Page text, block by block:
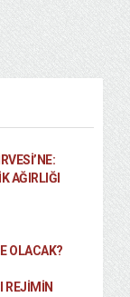
AĞIRLIĞI
OLACAK?
REJIMIN